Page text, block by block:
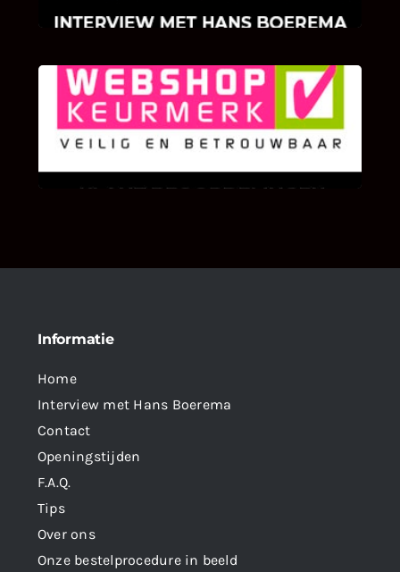
KLANT BEOORDELINGEN
We zijn er zeer op gesteld om te weten wat u
als klant van ons en onze diensten vindt.
Informatie
Home
Interview met Hans Boerema
Contact
Openingstijden
F.A.Q.
Tips
Over ons
Onze bestelprocedure in beeld